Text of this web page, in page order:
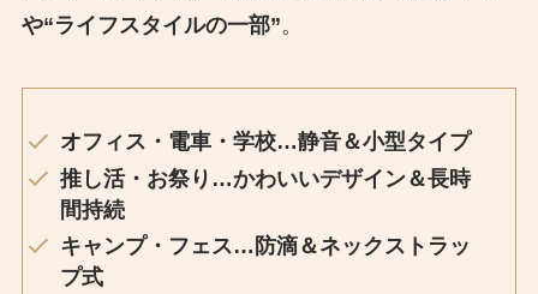
や“ライフスタイルの一部”。
オフィス・電車・学校…静音＆小型タイプ
推し活・お祭り…かわいいデザイン＆長時
間持続
キャンプ・フェス…防滴＆ネックストラッ
プ式